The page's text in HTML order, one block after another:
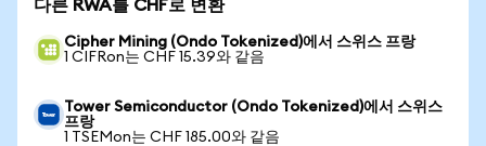
다른 RWA를 CHF로 변환
Cipher Mining (Ondo Tokenized)에서 스위스 프랑
1 CIFRon는 CHF 15.39와 같음
Tower Semiconductor (Ondo Tokenized)에서 스위스
프랑
1 TSEMon는 CHF 185.00와 같음